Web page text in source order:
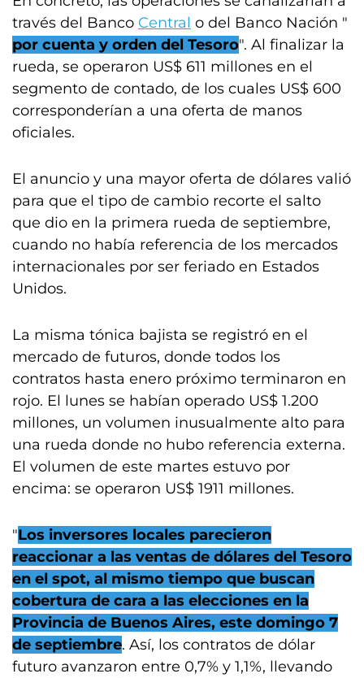
través del Banco Central o del Banco Nación "
por cuenta y orden del Tesoro". Al finalizar la
rueda, se operaron US$ 611 millones en el
segmento de contado, de los cuales US$ 600
corresponderían a una oferta de manos
oficiales.
El anuncio y una mayor oferta de dólares valió
para que el tipo de cambio recorte el salto
que dio en la primera rueda de septiembre,
cuando no había referencia de los mercados
internacionales por ser feriado en Estados
Unidos.
La misma tónica bajista se registró en el
mercado de futuros, donde todos los
contratos hasta enero próximo terminaron en
rojo. El lunes se habían operado US$ 1.200
millones, un volumen inusualmente alto para
una rueda donde no hubo referencia externa.
El volumen de este martes estuvo por
encima: se operaron US$ 1911 millones.
"Los inversores locales parecieron
reaccionar a las ventas de dólares del Tesoro
en el spot, al mismo tiempo que buscan
cobertura de cara a las elecciones en la
Provincia de Buenos Aires, este domingo 7
de septiembre. Así, los contratos de dólar
futuro avanzaron entre 0,7% y 1,1%, llevando